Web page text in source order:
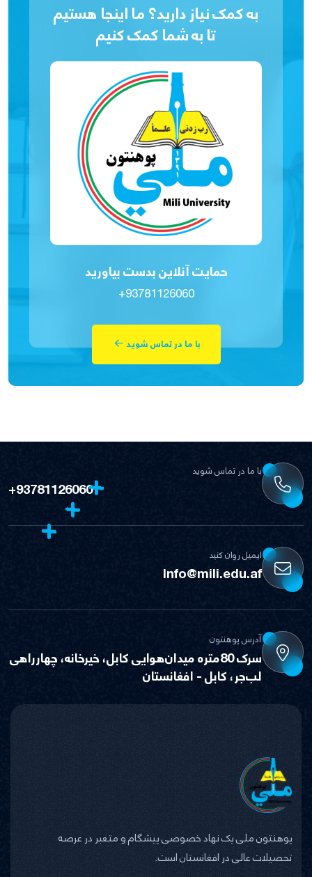
به کمک نیاز دارید؟ ما اینجا هستیم
تا به شما کمک کنیم
حمایت آنلاین بدست بیاورید
+93781126060
با ما در تماس شوید
با ما در تماس شوید
+93781126060
ایمیل روان کنید
Info@mili.edu.af
آدرس پوهنتون
سرک 80متره میدان‌هوایی کابل، خیرخانه، چهارراهی
لب‌جر، کابل - افغانستان
پوهنتون ملی یک نهاد خصوصی پیشگام و متعبر در عرصه
تحصیلات عالی در افغانستان است.